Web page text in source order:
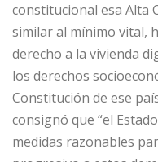
constitucional esa Alta
similar al mínimo vital,
derecho a la vivienda
los derechos
Constitución de ese
consignó que “el
medidas razonables